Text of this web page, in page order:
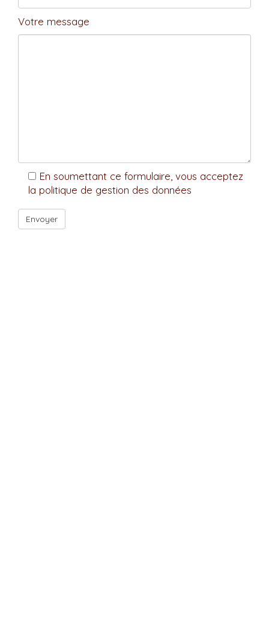
Votre message
En soumettant ce formulaire, vous acceptez
la politique de gestion des données